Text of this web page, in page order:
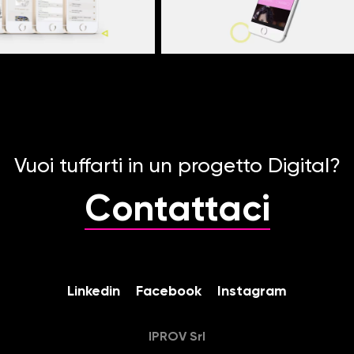
Vuoi tuffarti in un progetto Digital?
Contattaci
Linkedin Facebook Instagram
IPROV Srl